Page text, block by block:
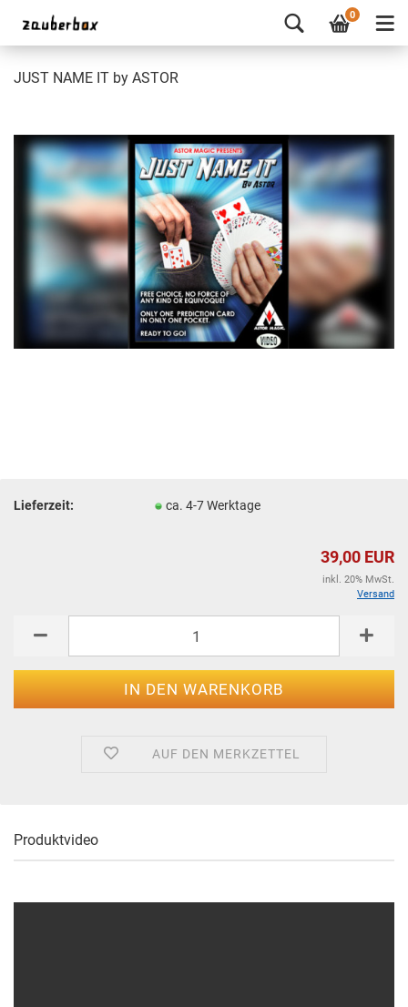
0
JUST NAME IT by ASTOR
Lieferzeit: ca. 4-7 Werktage
39,00 EUR
inkl. 20% MwSt.
Versand
AUF DEN MERKZETTEL
Produktvideo